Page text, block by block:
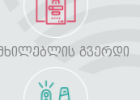
ᲒᲕᲔᲠᲓᲘ